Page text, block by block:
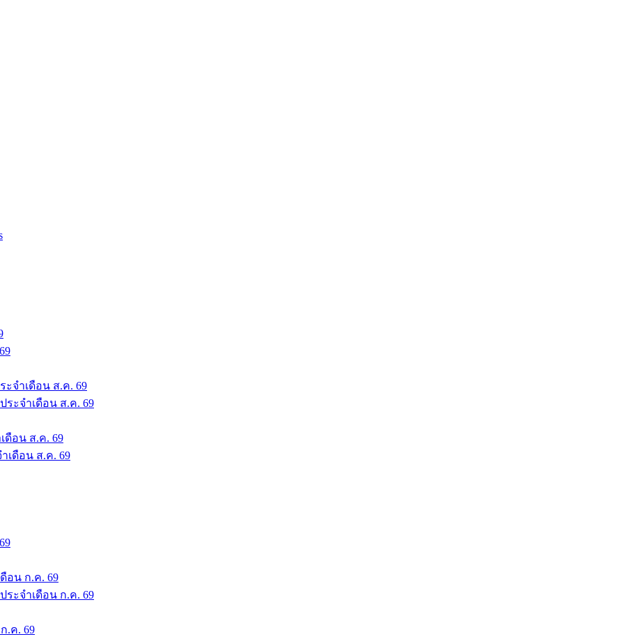
จำเดือน ส.ค. 69
ะจำเดือน ส.ค. 69
ดือน ส.ค. 69
เดือน ส.ค. 69
อน ก.ค. 69
ะจำเดือน ก.ค. 69
.ค. 69